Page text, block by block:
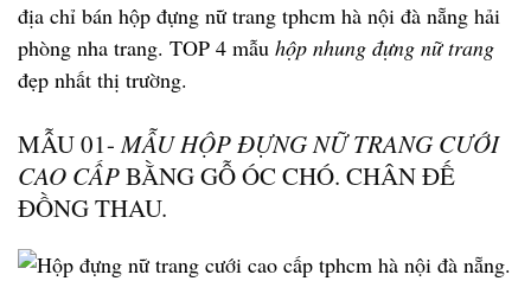
địa chỉ bán hộp đựng nữ trang tphcm hà nội đà nẵng hải
phòng nha trang. TOP 4 mẫu hộp nhung đựng nữ trang
đẹp nhất thị trường.
MẪU 01-MẪU HỘP ĐỰNG NỮ TRANG CƯỚI
CAO CẤPBẰNG GỖ ÓC CHÓ. CHÂN ĐẾ
ĐỒNG THAU.